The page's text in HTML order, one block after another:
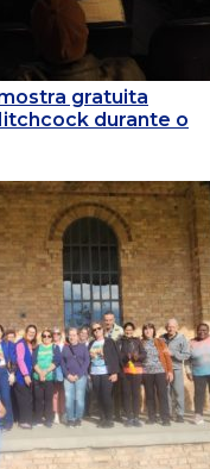
gratuita
durante o